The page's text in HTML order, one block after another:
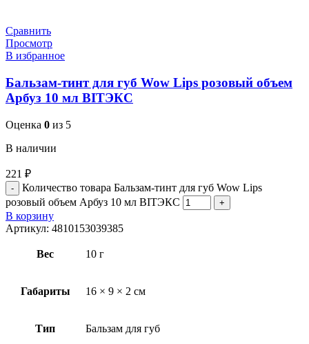
Сравнить
Просмотр
В избранное
Бальзам-тинт для губ Wow Lips розовый объем
Арбуз 10 мл BITЭКС
Оценка 0 из 5
В наличии
221 ₽
Количество товара Бальзам-тинт для губ Wow Lips
розовый объем Арбуз 10 мл BITЭКС
В корзину
Артикул: 4810153039385
Вес 10 г
Габариты 16 × 9 × 2 см
Тип Бальзам для губ